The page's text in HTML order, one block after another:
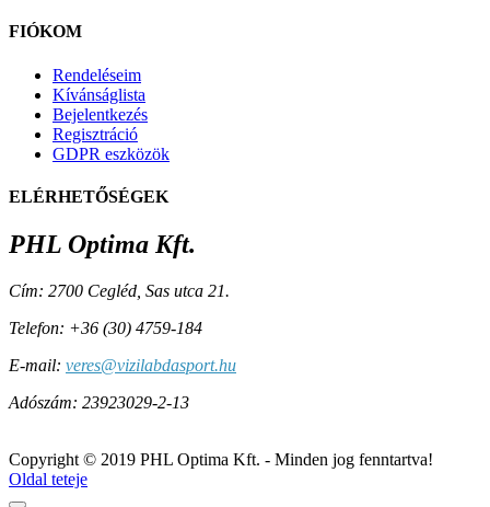
FIÓKOM
Rendeléseim
Kívánságlista
Bejelentkezés
Regisztráció
GDPR eszközök
ELÉRHETŐSÉGEK
PHL Optima Kft.
Cím: 2700 Cegléd, Sas utca 21.
Telefon: +36 (30) ­4759-184
E-mail: veres@vizilabdasport.hu
Adószám: 23923029-2-13
Copyright © 2019 PHL Optima Kft. - Minden jog fenntartva!
Oldal teteje